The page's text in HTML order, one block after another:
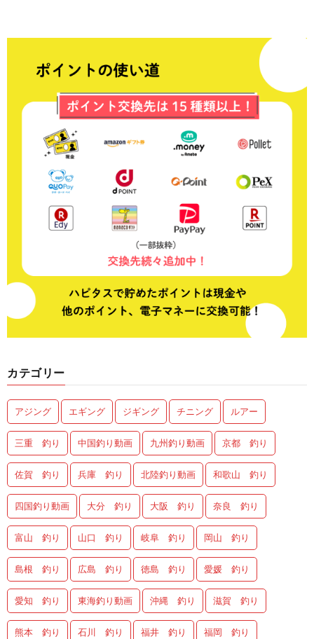
カテゴリー
アジング エギング ジギング チニング ルアー
三重 釣り 中国釣り動画 九州釣り動画 京都 釣り
佐賀 釣り 兵庫 釣り 北陸釣り動画 和歌山 釣り
四国釣り動画 大分 釣り 大阪 釣り 奈良 釣り
富山 釣り 山口 釣り 岐阜 釣り 岡山 釣り
島根 釣り 広島 釣り 徳島 釣り 愛媛 釣り
愛知 釣り 東海釣り動画 沖縄 釣り 滋賀 釣り
熊本 釣り 石川 釣り 福井 釣り 福岡 釣り